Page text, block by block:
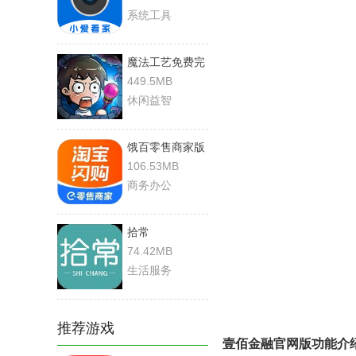
系统工具
魔法工艺免费完
整版
449.5MB
休闲益智
饿百零售商家版
106.53MB
商务办公
拾常
74.42MB
生活服务
推荐游戏
壹佰金融官网版功能介